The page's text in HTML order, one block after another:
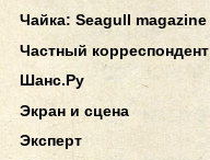
Чайка: Seagull magazine
Частный корреспондент
Шанс.Ру
Экран и сцена
Эксперт